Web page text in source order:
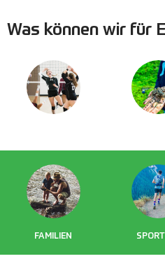
Was können wir für
FAMILIEN